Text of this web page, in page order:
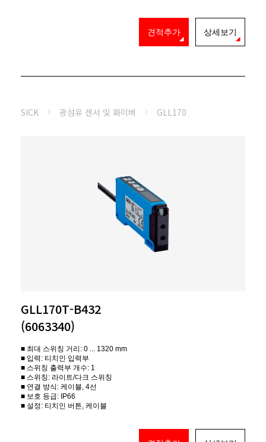
견적추가 상세보기
SICK 광섬유 센서 및 화이버 GLL170
GLL170T-B432
(6063340)
■ 최대 스위칭 거리: 0 ... 1320 mm
■ 입력: 티치인 입력부
■ 스위칭 출력부 개수: 1
■ 스위칭: 라이트/다크 스위칭
■ 연결 방식: 케이블, 4선
■ 보호 등급: IP66
■ 설정: 티치인 버튼, 케이블